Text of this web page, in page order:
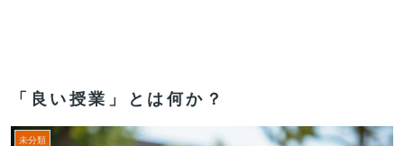
「良い授業」とは何か？
未分類